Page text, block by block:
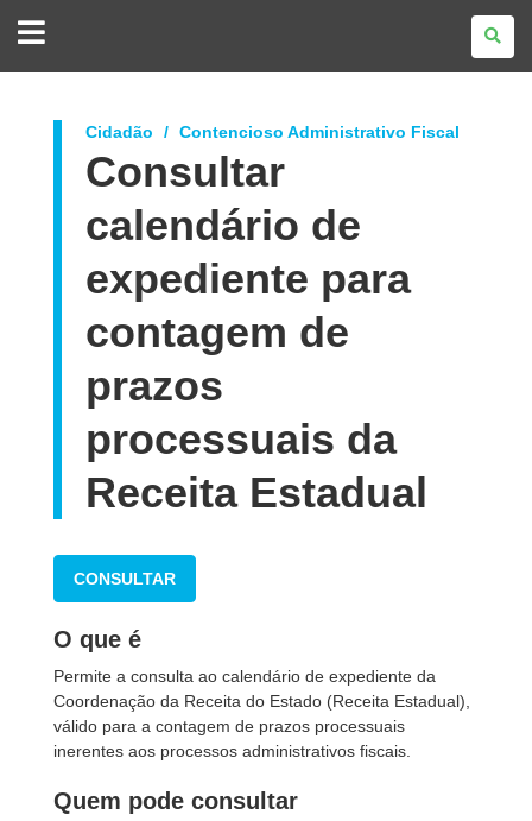
DO
Cidadão Contencioso Administrativo Fiscal
Consultar
calendário de
expediente para
contagem de
prazos
processuais da
Receita Estadual
CONSULTAR
O que é
Permite a consulta ao calendário de expediente da
Coordenação da Receita do Estado (Receita Estadual),
válido para a contagem de prazos processuais
inerentes aos processos administrativos fiscais.
Quem pode consultar